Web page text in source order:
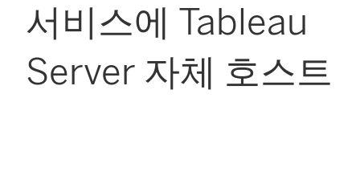
서비스에 Tableau
Server 자체 호스트